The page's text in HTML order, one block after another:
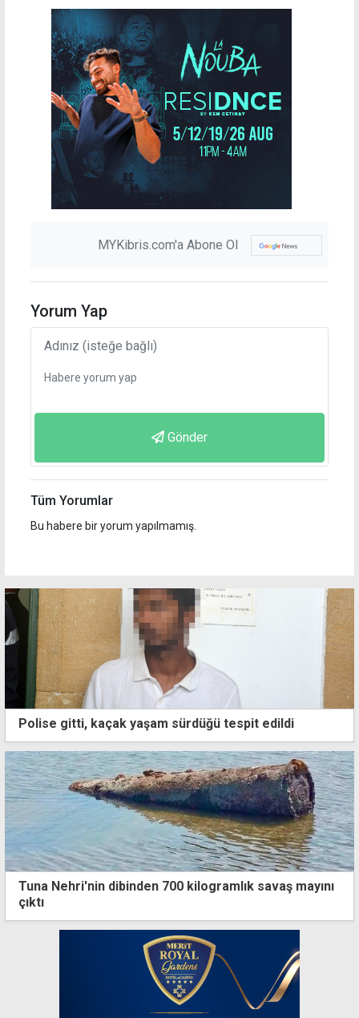
MYKibris.com'a Abone Ol
Yorum Yap
Gönder
Tüm Yorumlar
Bu habere bir yorum yapılmamış.
Polise gitti, kaçak yaşam sürdüğü tespit edildi
Tuna Nehri'nin dibinden 700 kilogramlık savaş mayını
çıktı